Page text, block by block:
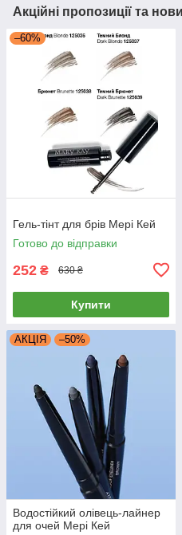
Акційні пропозиції та
–60%
Гель-тінт для брів Мері Кей
Готово до відправки
252 ₴ 630 ₴
Купити
АКЦІЯ –50%
Водостійкий олівець-лайнер
для очей Мері Кей